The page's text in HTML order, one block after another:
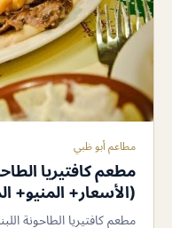
مطاعم أبو ظبي
مطعم كافتيريا
(الأسعار+ المنيو+
مطعم كافتيريا الطاحونة